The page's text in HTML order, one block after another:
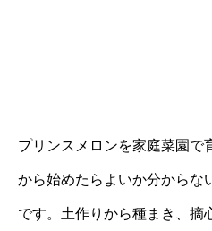
プリンスメロンを家庭菜園で
から始めたらよいか分からな
です。土作りから種まき、摘